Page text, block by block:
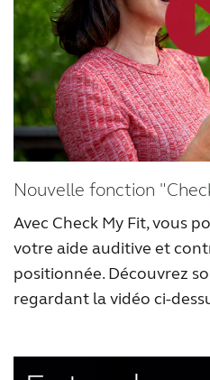
Nouvelle fonction
Avec Check My Fit, vous
votre aide auditive et
positionnée. Découvrez
regardant la vidéo ci-